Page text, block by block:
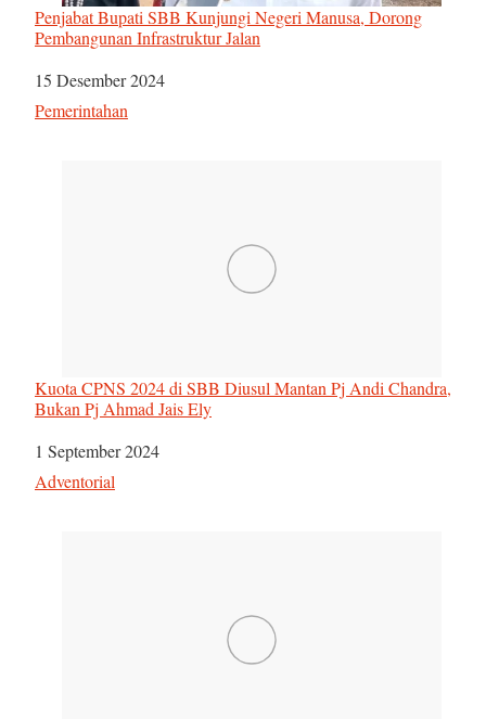
Penjabat Bupati SBB Kunjungi Negeri Manusa, Dorong
Pembangunan Infrastruktur Jalan
Tanggal
15 Desember 2024
Sehubungan dengan
Pemerintahan
Kuota CPNS 2024 di SBB Diusul Mantan Pj Andi Chandra,
Bukan Pj Ahmad Jais Ely
Tanggal
1 September 2024
Sehubungan dengan
Adventorial